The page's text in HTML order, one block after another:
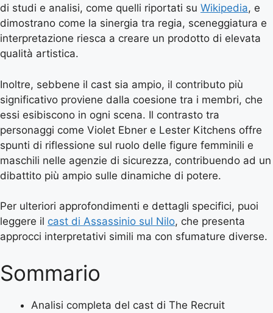
di studi e analisi, come quelli riportati su Wikipedia, e
dimostrano come la sinergia tra regia, sceneggiatura e
interpretazione riesca a creare un prodotto di elevata
qualità artistica.
Inoltre, sebbene il cast sia ampio, il contributo più
significativo proviene dalla coesione tra i membri, che
essi esibiscono in ogni scena. Il contrasto tra
personaggi come Violet Ebner e Lester Kitchens offre
spunti di riflessione sul ruolo delle figure femminili e
maschili nelle agenzie di sicurezza, contribuendo ad un
dibattito più ampio sulle dinamiche di potere.
Per ulteriori approfondimenti e dettagli specifici, puoi
leggere il cast di Assassinio sul Nilo, che presenta
approcci interpretativi simili ma con sfumature diverse.
Sommario
Analisi completa del cast di The Recruit